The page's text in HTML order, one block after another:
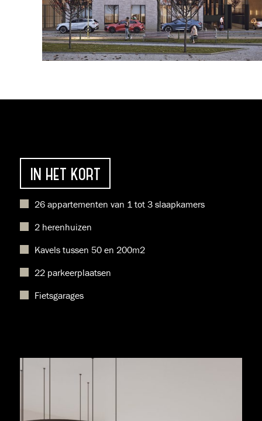
IN HET KORT
26 appartementen van 1 tot 3 slaapkamers
2 herenhuizen
Kavels tussen 50 en 200m2
22 parkeerplaatsen
Fietsgarages